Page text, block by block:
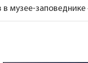
музее-заповеднике